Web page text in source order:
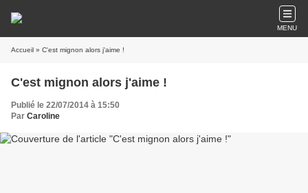
MENU
Accueil » C'est mignon alors j'aime !
C'est mignon alors j'aime !
Publié le 22/07/2014 à 15:50
Par Caroline